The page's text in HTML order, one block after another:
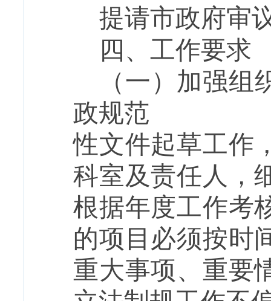
提请市政府审
四、工作要求
（一）加强组
政规范
性文件起草工作
科室及责任人，
根据年度工作考
的项目必须按时
重大事项、重要